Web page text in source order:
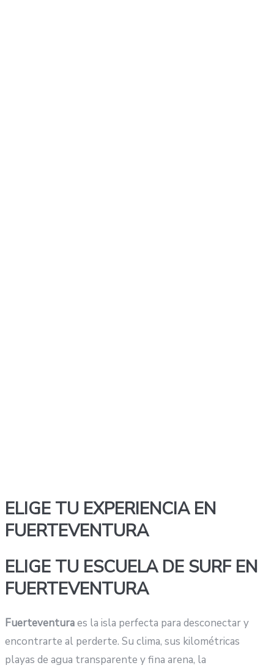
ELIGE TU EXPERIENCIA EN
FUERTEVENTURA
ELIGE TU ESCUELA DE SURF EN
FUERTEVENTURA
Fuerteventuraes la isla perfecta para desconectar y
encontrarte al perderte. Su clima, sus kilométricas
playas de agua transparente y fina arena, la